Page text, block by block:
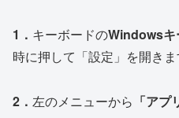
1． キーボードのWindowsキ
時に押して「設定」を開きま
2． 左のメニューから 「アプ